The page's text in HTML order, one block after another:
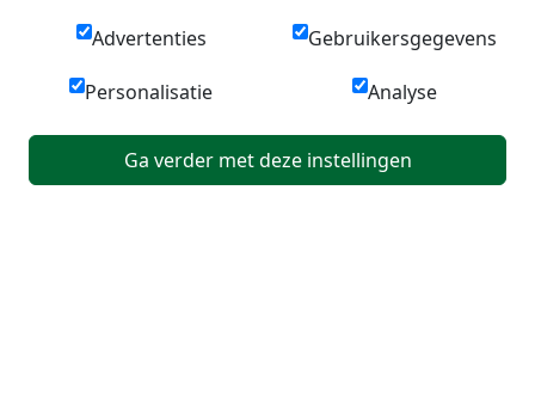
Advertenties Gebruikersgegevens
Personalisatie Analyse
Ga verder met deze instellingen